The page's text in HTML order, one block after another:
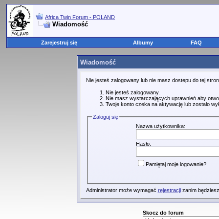
Africa Twin Forum - POLAND
Wiadomość
Zarejestruj się Albumy FAQ
Wiadomość
Nie jesteś zalogowany lub nie masz dostepu do tej
Nie jesteś zalogowany.
Nie masz wystarczających uprawnień aby
Twoje konto czeka na aktywację lub zostało
Zaloguj się
Nazwa użytkownika:
Hasło:
Pamiętaj moje logowanie?
Administrator może wymagać rejestracjizanim
Skocz do forum